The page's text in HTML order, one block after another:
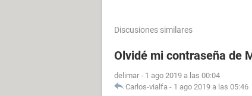
Discusiones similares
Olvidé mi contraseña de
delimar - 1 ago 2019 a las 00:04
Carlos-vialfa - 1 ago 2019 a las 05:46